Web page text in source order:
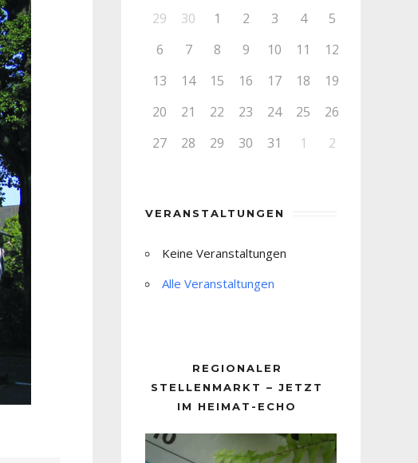
29 30 1 2 3 4
5
6
7 8 9 10 11
12
13
14 15 16 17 18
19
20
21 22 23 24 25
26
27
28 29 30 31 1 2
VERANSTALTUNGEN
Keine Veranstaltungen
Alle Veranstaltungen
REGIONALER
STELLENMARKT – JETZT
IM HEIMAT-ECHO